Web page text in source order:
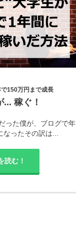
150万円まで成長
... 稼ぐ！
った僕が、ブログで年
なったその訳は...
読む！